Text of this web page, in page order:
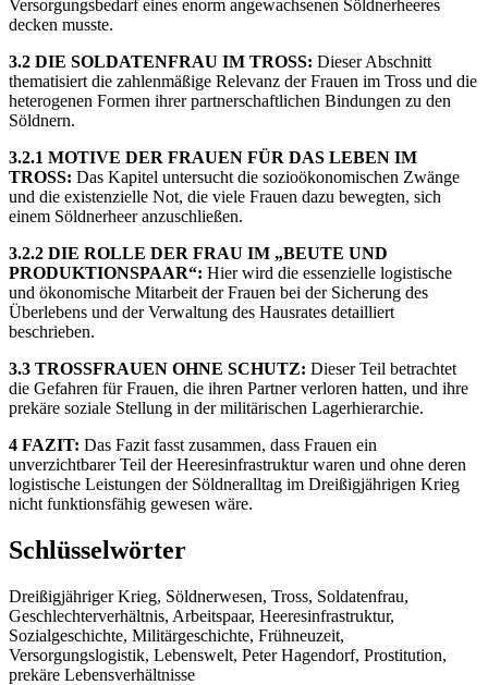
Versorgungsbedarf eines enorm angewachsenen Söldnerheeres
decken musste.
3.2 DIE SOLDATENFRAU IM TROSS: Dieser Abschnitt
thematisiert die zahlenmäßige Relevanz der Frauen im Tross und die
heterogenen Formen ihrer partnerschaftlichen Bindungen zu den
Söldnern.
3.2.1 MOTIVE DER FRAUEN FÜR DAS LEBEN IM
TROSS: Das Kapitel untersucht die sozioökonomischen Zwänge
und die existenzielle Not, die viele Frauen dazu bewegten, sich
einem Söldnerheer anzuschließen.
3.2.2 DIE ROLLE DER FRAU IM „BEUTE UND
PRODUKTIONSPAAR“: Hier wird die essenzielle logistische
und ökonomische Mitarbeit der Frauen bei der Sicherung des
Überlebens und der Verwaltung des Hausrates detailliert
beschrieben.
3.3 TROSSFRAUEN OHNE SCHUTZ: Dieser Teil betrachtet
die Gefahren für Frauen, die ihren Partner verloren hatten, und ihre
prekäre soziale Stellung in der militärischen Lagerhierarchie.
4 FAZIT: Das Fazit fasst zusammen, dass Frauen ein
unverzichtbarer Teil der Heeresinfrastruktur waren und ohne deren
logistische Leistungen der Söldneralltag im Dreißigjährigen Krieg
nicht funktionsfähig gewesen wäre.
Schlüsselwörter
Dreißigjähriger Krieg, Söldnerwesen, Tross, Soldatenfrau,
Geschlechterverhältnis, Arbeitspaar, Heeresinfrastruktur,
Sozialgeschichte, Militärgeschichte, Frühneuzeit,
Versorgungslogistik, Lebenswelt, Peter Hagendorf, Prostitution,
prekäre Lebensverhältnisse